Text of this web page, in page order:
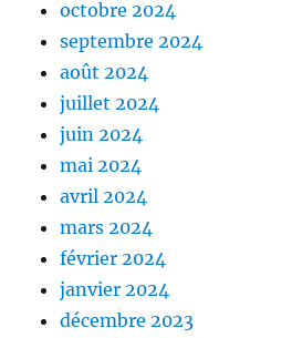
octobre 2024
septembre 2024
août 2024
juillet 2024
juin 2024
mai 2024
avril 2024
mars 2024
février 2024
janvier 2024
décembre 2023